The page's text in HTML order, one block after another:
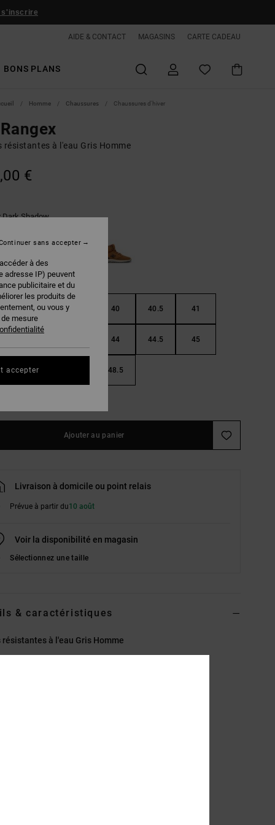
s'inscrire
AIDE & CONTACT MAGASINS CARTE CADEAU
BONS PLANS
Homme Chaussures Chaussures d'hiver
résistantes à l'eau Gris Homme
€
Dark Shadow
38.5 40 40.5 41
44 44.5 45
46.5 48.5
Ajouter au panier
Livraison à domicile ou point relais
Prévue à partir du10 août
Voir la disponibilité en magasin
Sélectionnez une taille
& caractéristiques
résistantes à l'eau Gris Homme
à des
adresse IP) peuvent
publicitaire et du
les produits de
ou vous y
mesure
sans accepter
accepter